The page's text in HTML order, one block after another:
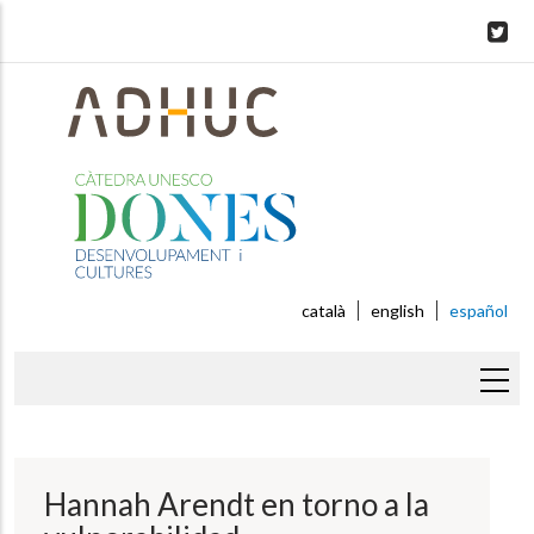
català english español
ayudaHannah Arendt en torno a la